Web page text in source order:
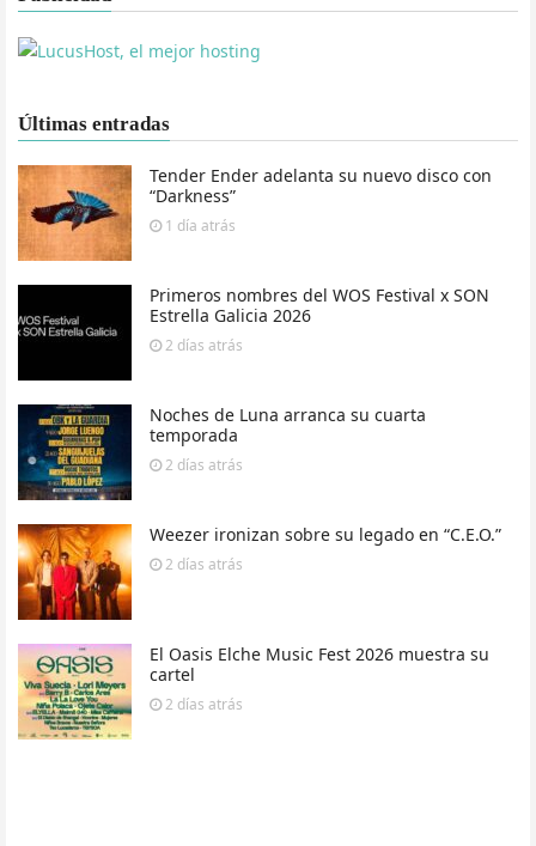
Últimas entradas
Tender Ender adelanta su nuevo disco con
“Darkness”
1 día atrás
Primeros nombres del WOS Festival x SON
Estrella Galicia 2026
2 días atrás
Noches de Luna arranca su cuarta
temporada
2 días atrás
Weezer ironizan sobre su legado en “C.E.O.”
2 días atrás
El Oasis Elche Music Fest 2026 muestra su
cartel
2 días atrás